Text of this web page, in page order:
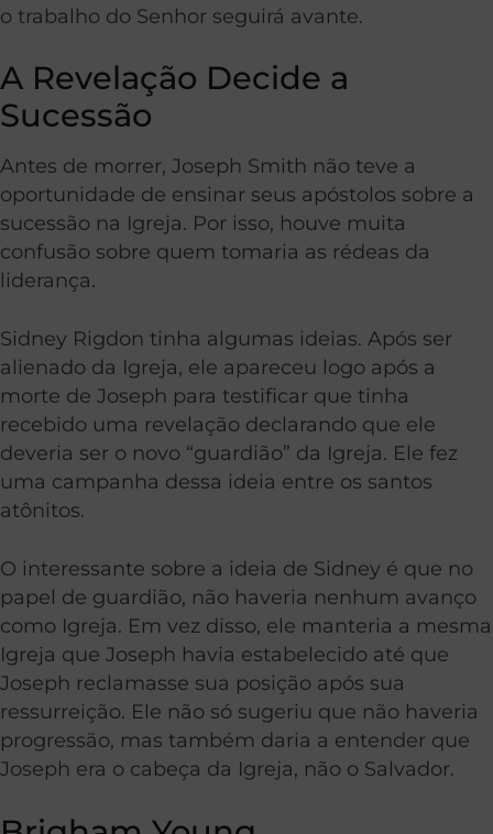
o trabalho do Senhor seguirá avante.
A Revelação Decide a
Sucessão
Antes de morrer, Joseph Smith não teve a
oportunidade de ensinar seus apóstolos sobre a
sucessão na Igreja. Por isso, houve muita
confusão sobre quem tomaria as rédeas da
liderança.
Sidney Rigdon tinha algumas ideias. Após ser
alienado da Igreja, ele apareceu logo após a
morte de Joseph para testificar que tinha
recebido uma revelação declarando que ele
deveria ser o novo “guardião” da Igreja. Ele fez
uma campanha dessa ideia entre os santos
atônitos.
O interessante sobre a ideia de Sidney é que no
papel de guardião, não haveria nenhum avanço
como Igreja. Em vez disso, ele manteria a mesma
Igreja que Joseph havia estabelecido até que
Joseph reclamasse sua posição após sua
ressurreição. Ele não só sugeriu que não haveria
progressão, mas também daria a entender que
Joseph era o cabeça da Igreja, não o Salvador.